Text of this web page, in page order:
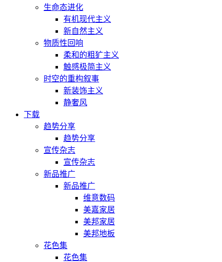
生命态进化
有机现代主义
新自然主义
物质性回响
柔和的粗犷主义
触感极简主义
时空的重构叙事
新装饰主义
静奢风
下载
趋势分享
趋势分享
宣传杂志
宣传杂志
新品推广
新品推广
维意数码
美嘉家居
美邦家居
美邦地板
花色集
花色集